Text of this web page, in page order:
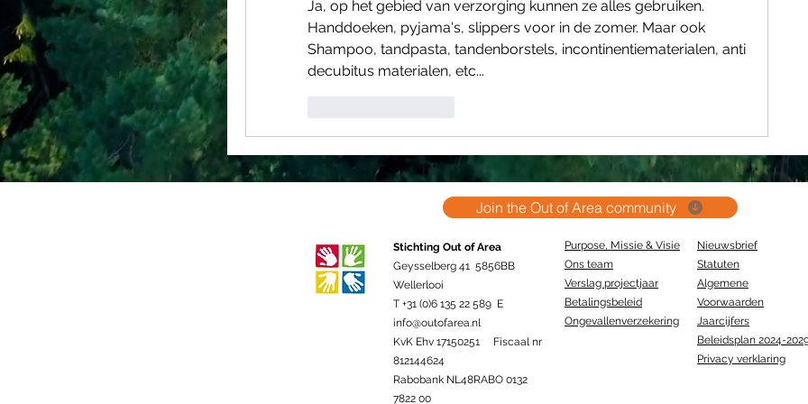
Ja, op het gebied van verzorging kunnen ze alles gebruiken.
Handdoeken, pyjama's, slippers voor in de zomer. Maar ook
Shampoo, tandpasta, tandenborstels, incontinentiematerialen, anti
decubitus materialen, etc...
Join the Out of Area community
Stichting Out of Area
Geysselberg 41 5856BB
Wellerlooi
T +31 (0)6 135 22 589 E
info@outofarea.nl
KvK Ehv 17150251 Fiscaal nr
812144624
Rabobank NL48RABO 0132
7822 00
Purpose, Missie & Visie
Ons team
Verslag projectjaar
Betalingsbeleid
Ongevallenverzekering
Nieuwsbrief
Statuten
Algemene
Voorwaarden
Jaarcijfers
Beleidsplan 2024-
Privacy verklaring